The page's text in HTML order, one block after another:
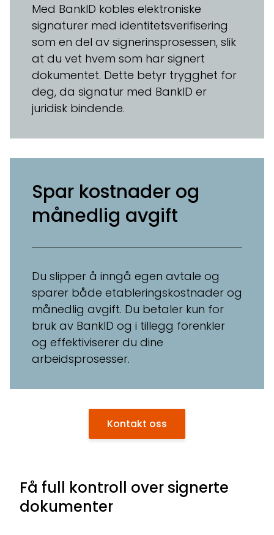
Med BankID kobles elektroniske
signaturer med identitetsverifisering
som en del av signerinsprosessen, slik
at du vet hvem som har signert
dokumentet. Dette betyr trygghet for
deg, da signatur med BankID er
juridisk bindende.
Spar kostnader og
månedlig avgift
Du slipper å inngå egen avtale og
sparer både etableringskostnader og
månedlig avgift. Du betaler kun for
bruk av BankID og i tillegg forenkler
og effektiviserer du dine
arbeidsprosesser.
Kontakt oss
Få full kontroll over signerte
dokumenter